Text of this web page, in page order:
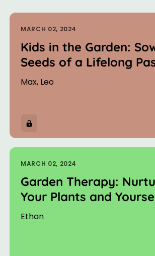
MARCH 02, 2024
Kids in the Garden:
Seeds of a Lifelong
Max, Leo
MARCH 02, 2024
Garden Therapy:
Your Plants and
Ethan